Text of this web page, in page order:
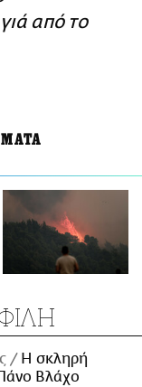
από το
H σκληρή
Βλάχο